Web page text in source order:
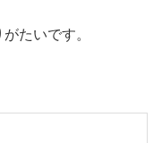
たいです。